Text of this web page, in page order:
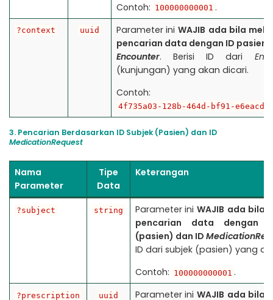
Contoh: 100000000001 .
?context uuid Parameter iniWAJIB ada bila
pencarian data dengan ID pasien
Encounter. Berisi ID dari
(kunjungan) yang akan dicari.
Contoh:
4f735a03-128b-464d-bf91-
3. Pencarian Berdasarkan ID Subjek (Pasien) dan ID
MedicationRequest
Nama
Parameter
Tipe
Data
Keterangan
?subject string Parameter iniWAJIB ada bila
pencarian data dengan
(pasien) dan ID
ID dari subjek (pasien) yang
Contoh: 100000000001 .
?prescription uuid Parameter iniWAJIB ada bila